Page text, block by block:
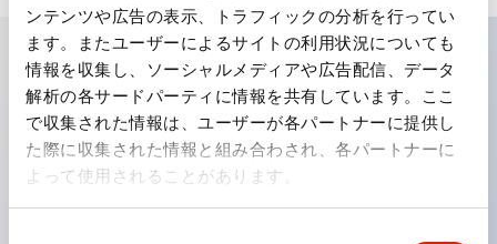
ンテンツや広告の表示、トラフィックの分析を行ってい
ます。またユーザーによるサイトの利用状況についても
情報を収集し、ソーシャルメディアや広告配信、データ
解析の各サードパーティに情報を共有しています。ここ
で収集された情報は、ユーザーが各パートナーに提供し
た際に収集された情報と組み合わされ、各パートナーに
よって使用されることがあります。
主な特長
工作機械や産業機械を上下左右に頻繁に方向転換させると
きに、迅速・確実かつ自由自在にコントロールすることが